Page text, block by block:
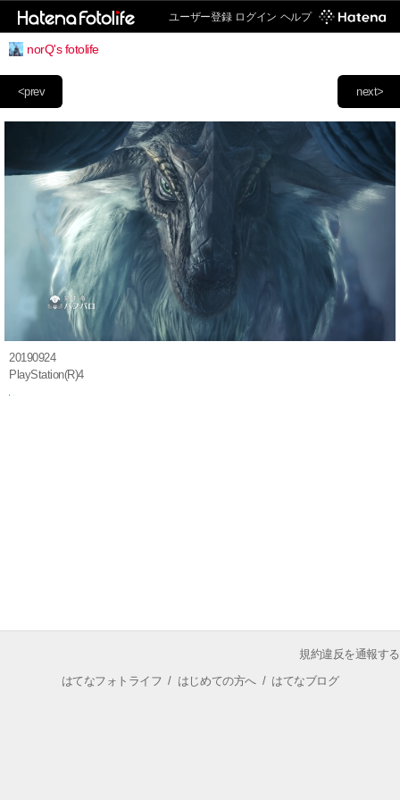
ユーザー登録 ログイン ヘルプ
norQ's fotolife
next>
<prev
20190924
PlayStation(R)4
規約違反を通報する
はてなフォトライフ / はじめての方へ/ はてなブログ